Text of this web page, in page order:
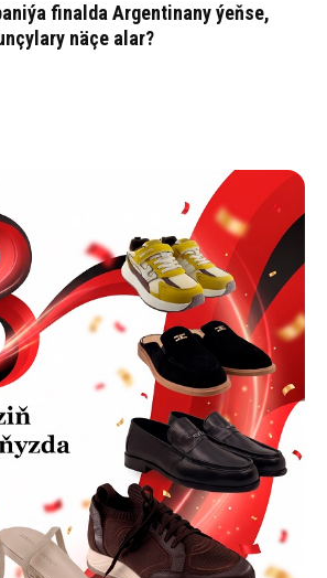
finalda Argentinany ýeňse,
näçe alar?